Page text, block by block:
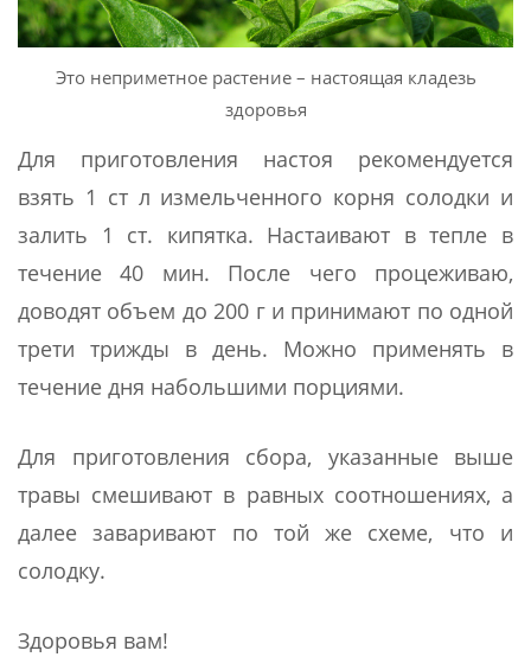
Это неприметное растение – настоящая кладезь
здоровья
Для приготовления настоя рекомендуется
взять 1 ст л измельченного корня солодки и
залить 1 ст. кипятка. Настаивают в тепле в
течение 40 мин. После чего процеживаю,
доводят объем до 200 г и принимают по одной
трети трижды в день. Можно применять в
течение дня набольшими порциями.
Для приготовления сбора, указанные выше
травы смешивают в равных соотношениях, а
далее заваривают по той же схеме, что и
солодку.
Здоровья вам!